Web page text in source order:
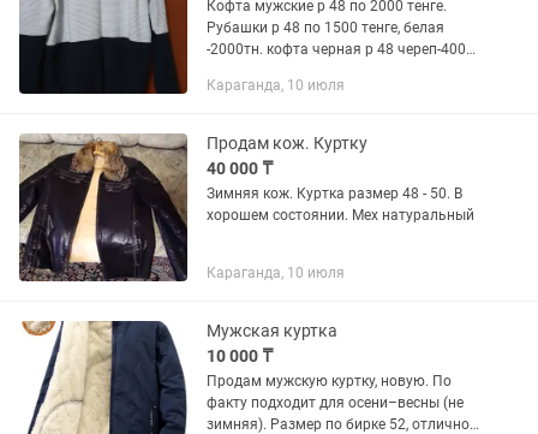
Кофта мужские р 48 по 2000 тенге.
Рубашки р 48 по 1500 тенге, белая
-2000тн. кофта черная р 48 череп-4000
тенге. Куртка джинсах размер 48-7000
Караганда, 10 июля
Продам кож. Куртку
40 000 ₸
Зимняя кож. Куртка размер 48 - 50. В
хорошем состоянии. Мех натуральный
Караганда, 10 июля
Мужская куртка
10 000 ₸
Продам мужскую куртку, новую. По
факту подходит для осени–весны (не
зимняя). Размер по бирке 52, отлично